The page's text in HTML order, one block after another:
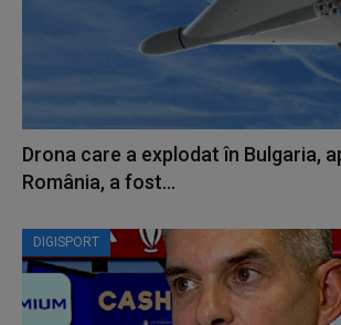
Drona care a explodat în Bulgaria,
România, a fost...
DIGISPORT